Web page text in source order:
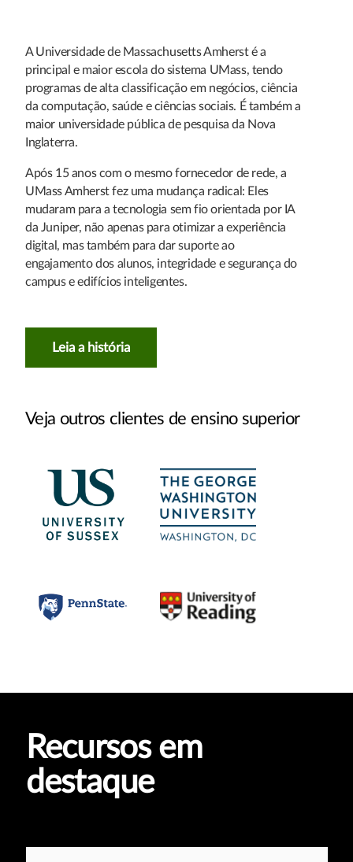
A Universidade de Massachusetts Amherst é a
principal e maior escola do sistema UMass, tendo
programas de alta classificação em negócios, ciência
da computação, saúde e ciências sociais. É também a
maior universidade pública de pesquisa da Nova
Inglaterra.
Após 15 anos com o mesmo fornecedor de rede, a
UMass Amherst fez uma mudança radical: Eles
mudaram para a tecnologia sem fio orientada por IA
da Juniper, não apenas para otimizar a experiência
digital, mas também para dar suporte ao
engajamento dos alunos, integridade e segurança do
campus e edifícios inteligentes.
Leia a história
Veja outros clientes de ensino superior
Recursos em
destaque